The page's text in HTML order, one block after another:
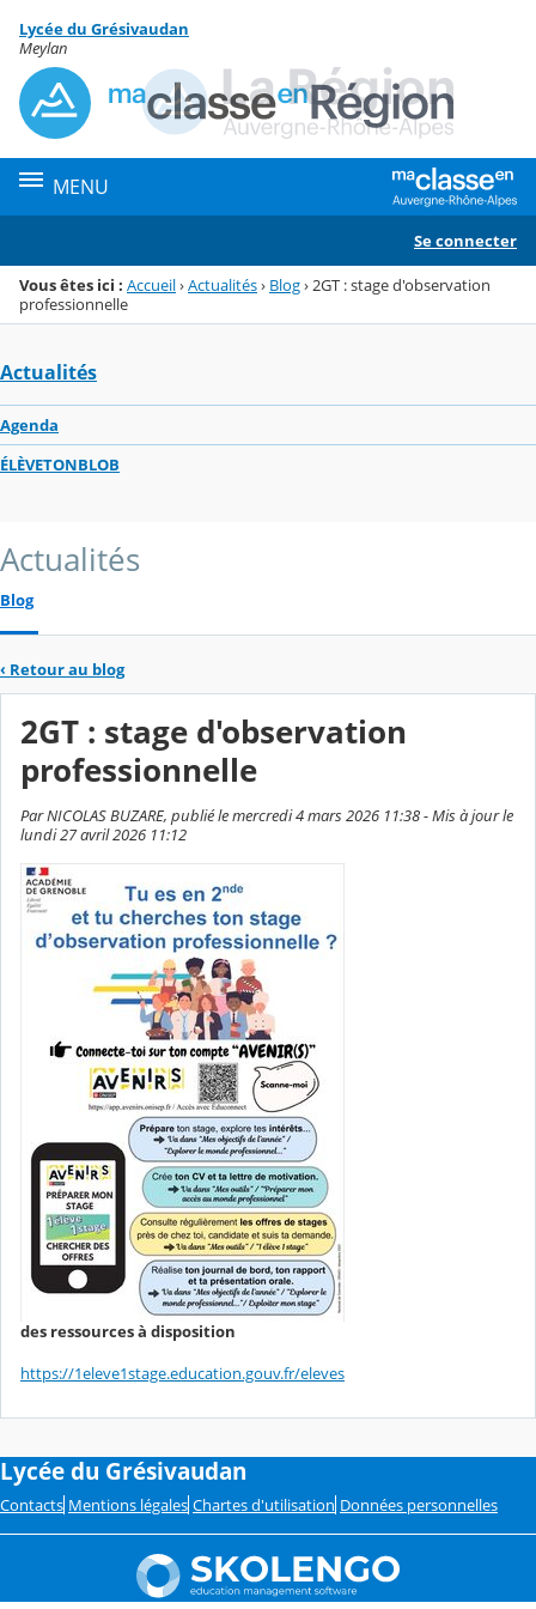
Menu de la rubrique
Contenu
Lycée du Grésivaudan
Meylan
MENU
Se connecter
Vous êtes ici : Accueil›Actualités› Blog› 2GT : stage d'observation
professionnelle
Actualités
Agenda
ÉLÈVETONBLOB
Actualités
Blog
‹ Retour au blog
2GT : stage d'observation
professionnelle
Par NICOLAS BUZARE, publié le mercredi 4 mars 2026 11:38 - Mis à jour le
lundi 27 avril 2026 11:12
des ressources à disposition
https://1eleve1stage.education.gouv.fr/eleves
Lycée du Grésivaudan
Contacts Mentions légales Chartes d'utilisation Données personnelles